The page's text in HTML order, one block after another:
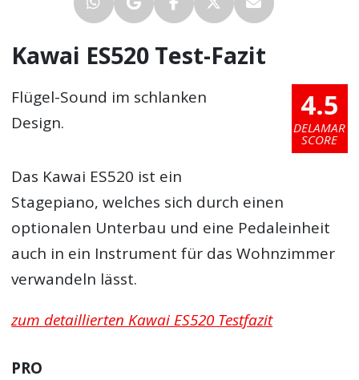
Kawai ES520 Test-Fazit
4.5
DELAMAR
SCORE
Flügel-Sound im schlanken
Design.
Das Kawai ES520 ist ein
Stagepiano, welches sich durch einen
optionalen Unterbau und eine Pedaleinheit
auch in ein Instrument für das Wohnzimmer
verwandeln lässt.
zum detaillierten Kawai ES520 Testfazit
PRO